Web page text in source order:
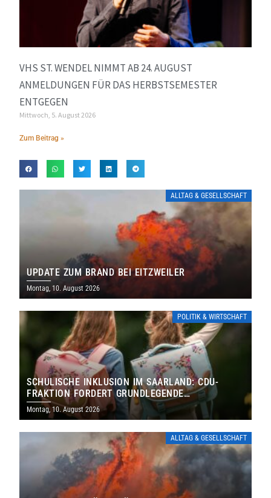
VHS ST. WENDEL NIMMT AB 24. AUGUST
ANMELDUNGEN FÜR DAS HERBSTSEMESTER
ENTGEGEN
Mittwoch, 5. August 2026
Zum Beitrag »
ALLTAG & GESELLSCHAFT
UPDATE ZUM BRAND BEI EITZWEILER
Montag, 10. August 2026
POLITIK & WIRTSCHAFT
SCHULISCHE INKLUSION IM SAARLAND: CDU-
FRAKTION FORDERT GRUNDLEGENDE
NEUAUFSTELLUNG
Montag, 10. August 2026
ALLTAG & GESELLSCHAFT